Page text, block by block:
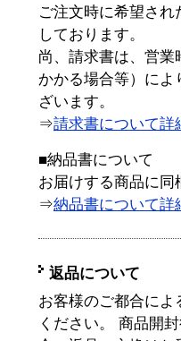
ご注文時に希望さ
しております。
尚、請求書は、営
かかる場合等）に
ざいます。
⇒請求書について詳
■納品書について
お届けする商品に同
⇒納品書について詳
返品について
お客様のご都合に
ください。 商品開